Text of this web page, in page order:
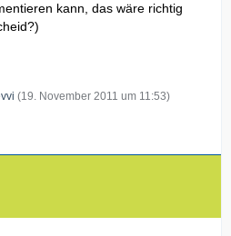
kann, das wäre richtig
(19. November 2011 um 11:53)